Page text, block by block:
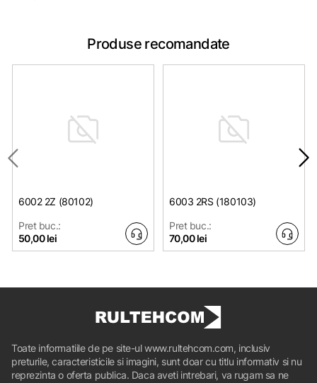
Produse recomandate
6002 2Z (80102)
Pret buc.:
50,00 lei
6003 2RS (180103)
Pret buc.:
70,00 lei
Toate informatiile de pe site-ul www.rultehcom.com, inclusiv
preturile, caracteristicile si imagini, sunt doar cu titlu informativ si nu
reprezinta o oferta publica. Daca aveti intrebari, va rugam sa ne